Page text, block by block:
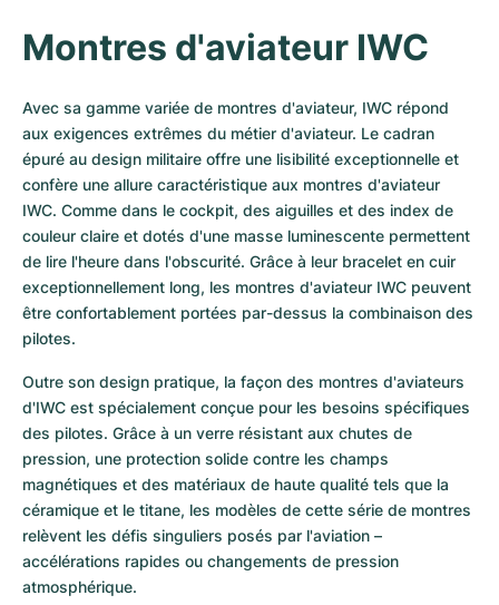
Montres d'aviateur IWC
Avec sa gamme variée de montres d'aviateur, IWC répond
aux exigences extrêmes du métier d'aviateur. Le cadran
épuré au design militaire offre une lisibilité exceptionnelle et
confère une allure caractéristique aux montres d'aviateur
IWC. Comme dans le cockpit, des aiguilles et des index de
couleur claire et dotés d'une masse luminescente permettent
de lire l'heure dans l'obscurité. Grâce à leur bracelet en cuir
exceptionnellement long, les montres d'aviateur IWC peuvent
être confortablement portées par-dessus la combinaison des
pilotes.
Outre son design pratique, la façon des montres d'aviateurs
d'IWC est spécialement conçue pour les besoins spécifiques
des pilotes. Grâce à un verre résistant aux chutes de
pression, une protection solide contre les champs
magnétiques et des matériaux de haute qualité tels que la
céramique et le titane, les modèles de cette série de montres
relèvent les défis singuliers posés par l'aviation –
accélérations rapides ou changements de pression
atmosphérique.